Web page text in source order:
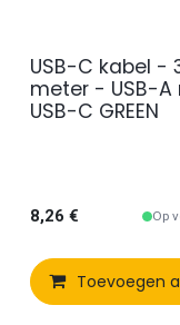
USB-C kabel -
meter - USB-A
USB-C GREEN
8,26 € Op
Toevoegen